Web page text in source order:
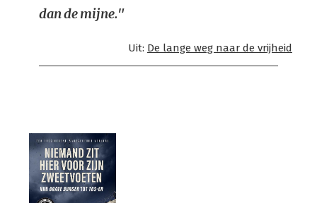
dan de mijne."
Uit: De lange weg naar de vrijheid